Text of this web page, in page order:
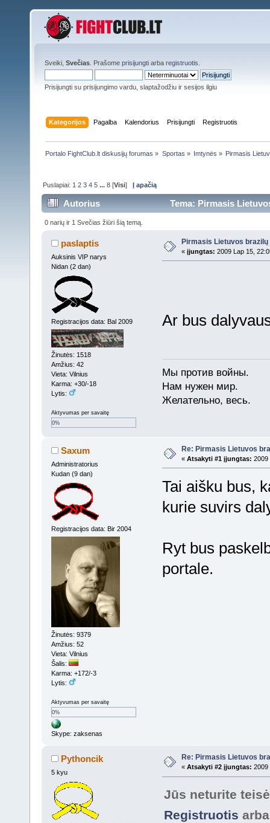
Sveiki, Svečias . Prašome prisijungti arba registruotis
Prisijungti su prisijungimo vardu, slaptažodžiu ir sesijos ilgiu
Kategorijos Pagalba Kalendorius Prisijungti Registruotis
Portalo FightClub.lt diskusijų forumas » Sportas » Imtynės » Pirmasis
Puslapiai: 1 2 3 4 5 ...8 [Visi]Į apačią
Autorius Tema: Pirmasis
0 narių ir 1 Svečias žiūri šią temą.
paslaptis
Auksinis VIP narys
Nidan (2 dan)
Registracijos data: Bal 2009
Žinutės: 1518
Amžius: 42
Vieta: Vilnius
Karma: +30/-18
Lytis:
Aktyvumas per savaitę
0%
Pirmasis Lietuvos
« įjungtas: 2009 Lap 15,
Ar bus
Мы против войны.
Нам нужен мир.
Желательно, весь.
Saxum
Administratorius
Kudan (9 dan)
Registracijos data: Bir 2004
Žinutės: 9379
Amžius: 52
Vieta: Vilnius
Šalis:
Karma: +172/-3
Lytis:
Aktyvumas per savaitę
0%
Skype: zaksenas
Re: Pirmasis Lietuvos
« Atsakyti #1 įjungtas: 2009
Tai aišku bus,
kurie suvirs
Ryt bus
portale.
Pythoncik
5 kyu
Re: Pirmasis Lietuvos
« Atsakyti #2 įjungtas: 2009
Jūs neturite
Registruotis